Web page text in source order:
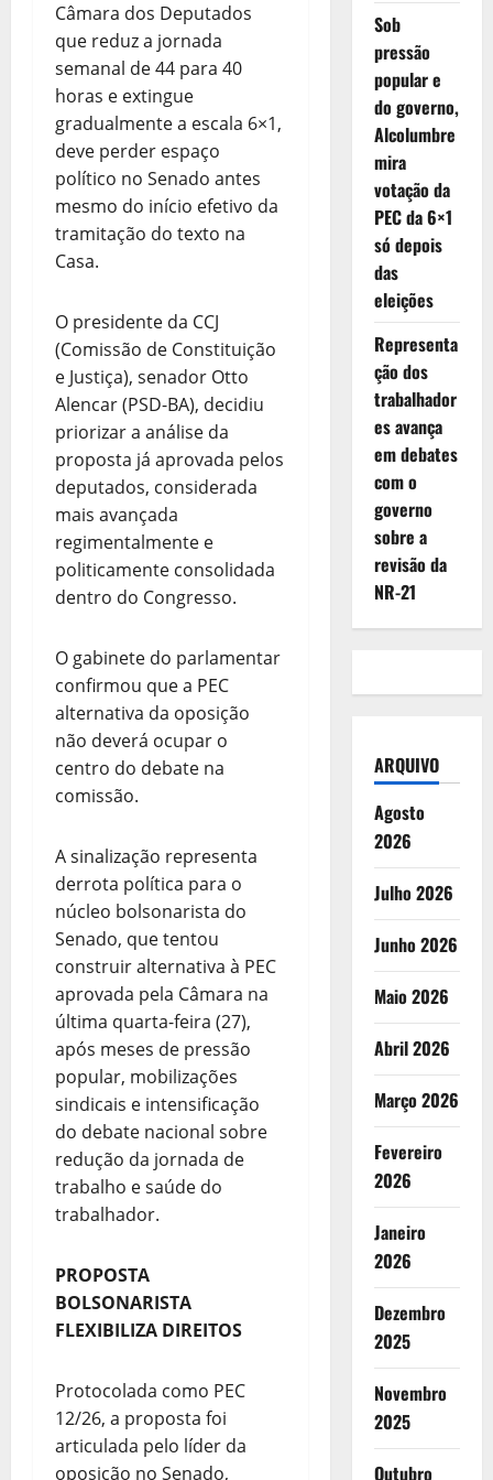
Câmara dos Deputados
que reduz a jornada
semanal de 44 para 40
horas e extingue
gradualmente a escala 6×1,
deve perder espaço
político no Senado antes
mesmo do início efetivo da
tramitação do texto na
Casa.
O presidente da CCJ
(Comissão de Constituição
e Justiça), senador Otto
Alencar (PSD-BA), decidiu
priorizar a análise da
proposta já aprovada pelos
deputados, considerada
mais avançada
regimentalmente e
politicamente consolidada
dentro do Congresso.
O gabinete do parlamentar
confirmou que a PEC
alternativa da oposição
não deverá ocupar o
centro do debate na
comissão.
A sinalização representa
derrota política para o
núcleo bolsonarista do
Senado, que tentou
construir alternativa à PEC
aprovada pela Câmara na
última quarta-feira (27),
após meses de pressão
popular, mobilizações
sindicais e intensificação
do debate nacional sobre
redução da jornada de
trabalho e saúde do
trabalhador.
PROPOSTA
BOLSONARISTA
FLEXIBILIZA DIREITOS
Protocolada como PEC
12/26, a proposta foi
articulada pelo líder da
oposição no Senado,
Sob
pressão
popular e
do governo,
Alcolumbre
mira
votação da
PEC da 6×1
só depois
das
eleições
Representa
ção dos
trabalhador
es avança
em debates
com o
governo
sobre a
revisão da
NR-21
ARQUIVO
Agosto
2026
Julho 2026
Junho 2026
Maio 2026
Abril 2026
Março 2026
Fevereiro
2026
Janeiro
2026
Dezembro
2025
Novembro
2025
Outubro